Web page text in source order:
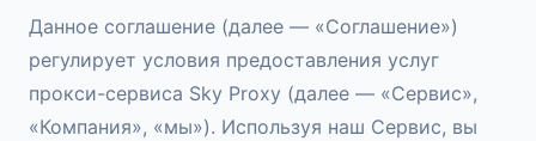
Данное соглашение (далее — «Соглашение»)
регулирует условия предоставления услуг
прокси-сервиса Sky Proxy (далее — «Сервис»,
«Компания», «мы»). Используя наш Сервис, вы